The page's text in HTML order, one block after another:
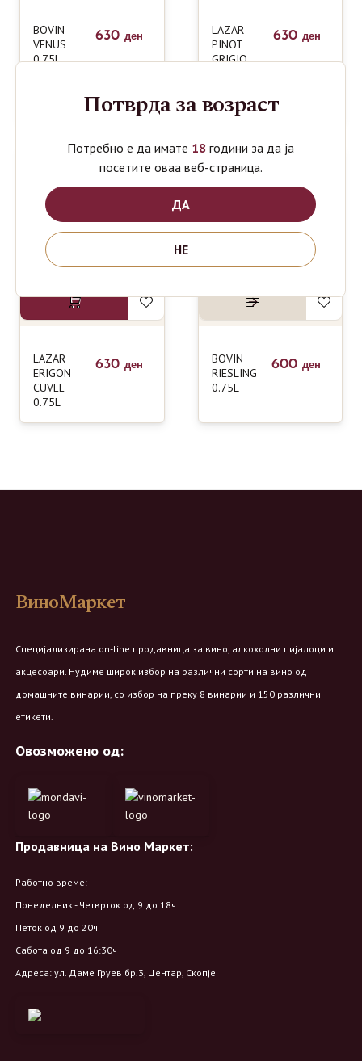
BOVIN
VENUS
0.75L
630 ден
LAZAR
PINOT
GRIGIO
0.75L
630 ден
LAZAR
ERIGON
CUVEE
0.75L
630 ден
BOVIN
RIESLING
0.75L
600 ден
ВиноМаркет
Специјализирана on-line продавница за вино, алкохолни пијалоци и
акцесоари. Нудиме широк избор на различни сорти на вино од
домашните винарии, со избор на преку 8 винарии и 150 различни
етикети.
Овозможено од:
Продавница на Вино Маркет:
Работно време:
Понеделник - Четврток од 9 до 18ч
Петок од 9 до 20ч
Сабота од 9 до 16:30ч
Адреса: ул. Даме Груев бр.3, Центар, Скопје
Потврда за возраст
Потребно е да имате 18 години за да ја
посетите оваа веб-страница.
ДА
НЕ